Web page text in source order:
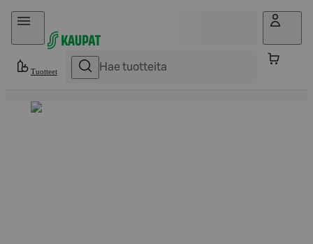
Hyppää sisältöön
Tuotteet